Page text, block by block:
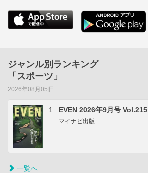
ジャンル別ランキング
「スポーツ」
2026年08月05日
1 EVEN 2026年9月号 Vol.215
マイナビ出版
一覧へ